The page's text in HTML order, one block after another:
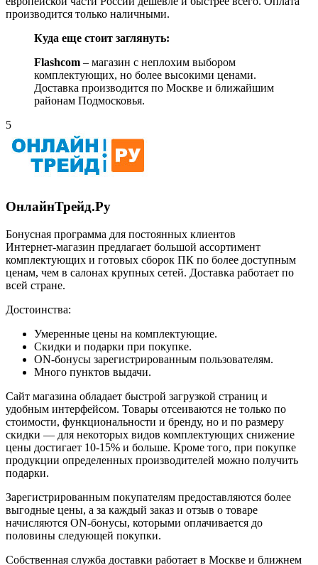
производится только наличными.
Куда еще стоит заглянуть:
Flashcom – магазин с неплохим выбором
комплектующих, но более высокими ценами.
Доставка производится по Москве и ближайшим
районам Подмосковья.
5
ОнлайнТрейд.Ру
Бонусная программа для постоянных клиентов
Интернет-магазин предлагает большой ассортимент
комплектующих и готовых сборок ПК по более доступным
ценам, чем в салонах крупных сетей. Доставка работает по
всей стране.
Достоинства:
Умеренные цены на комплектующие.
Скидки и подарки при покупке.
ON-бонусы зарегистрированным пользователям.
Много пунктов выдачи.
Сайт магазина обладает быстрой загрузкой страниц и
удобным интерфейсом. Товары отсеиваются не только по
стоимости, функциональности и бренду, но и по размеру
скидки — для некоторых видов комплектующих снижение
цены достигает 10-15% и больше. Кроме того, при покупке
продукции определенных производителей можно получить
подарки.
Зарегистрированным покупателям предоставляются более
выгодные цены, а за каждый заказ и отзыв о товаре
начисляются ON-бонусы, которыми оплачивается до
половины следующей покупки.
Собственная служба доставки работает в Москве и ближнем